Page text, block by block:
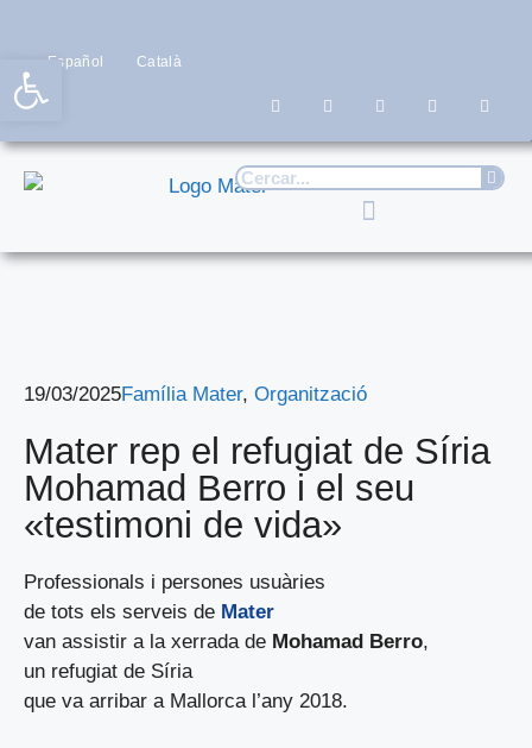
Español Català
19/03/2025Família Mater, Organització
Mater rep el refugiat de Síria
Mohamad Berro i el seu
«testimoni de vida»
Professionals i persones usuàries
de tots els serveis de Mater
van assistir a la xerrada de Mohamad Berro,
un refugiat de Síria
que va arribar a Mallorca l’any 2018.
Obre la barra d'eines